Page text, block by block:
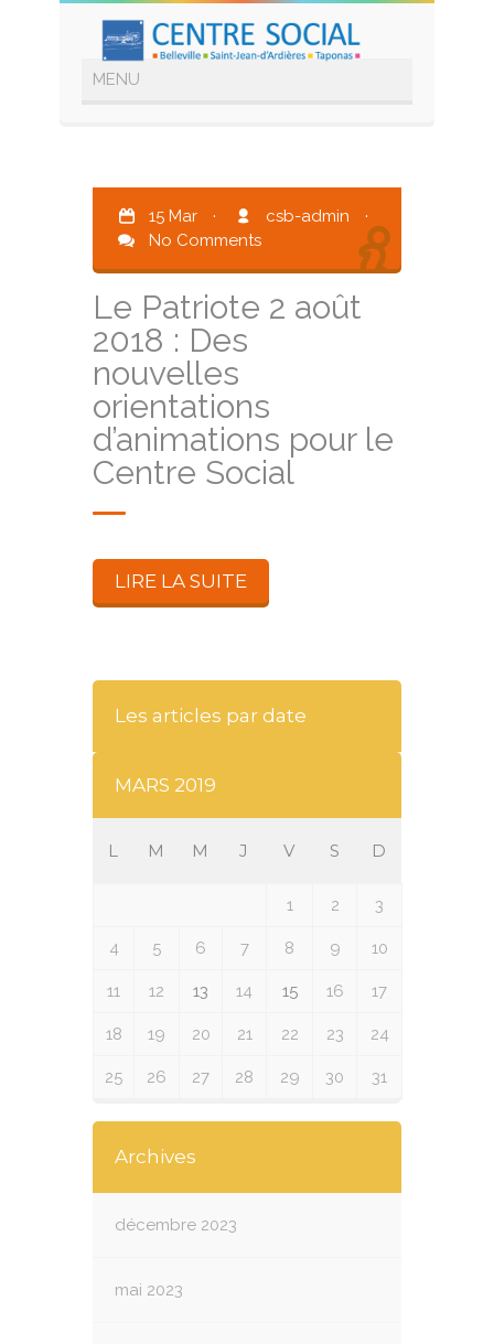
15 Mar · csb-admin
·
No Comments
Le Patriote 2 août
2018 : Des
nouvelles
orientations
d’animations pour le
Centre Social
LIRE LA SUITE
Les articles par date
MARS 2019
L M M J V S D
1 2 3
4 5 6 7 8 9 10
11 12 13 14 15 16 17
18 19 20 21 22 23 24
25 26 27 28 29 30 31
Archives
décembre 2023
mai 2023